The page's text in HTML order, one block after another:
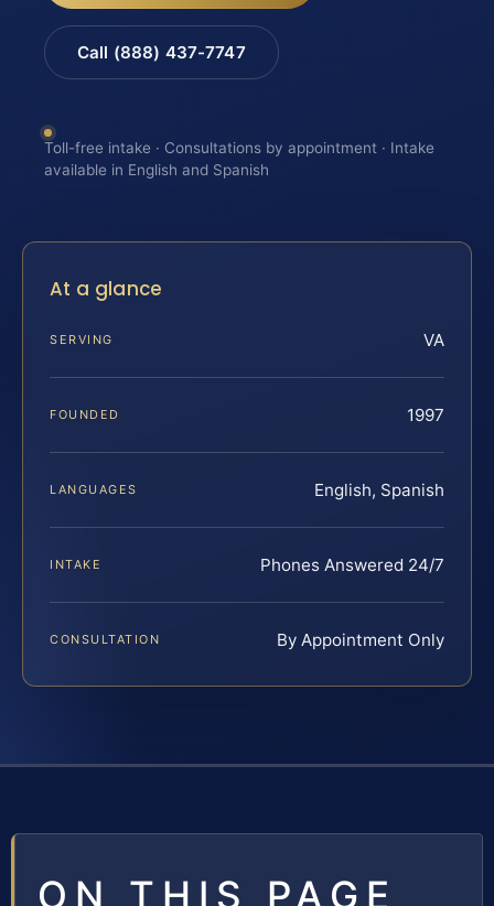
Call (888) 437-7747
Toll-free intake · Consultations by appointment · Intake
available in English and Spanish
At a glance
SERVING VA
FOUNDED 1997
LANGUAGES English, Spanish
INTAKE Phones Answered 24/7
CONSULTATION By Appointment Only
ON THIS PAGE